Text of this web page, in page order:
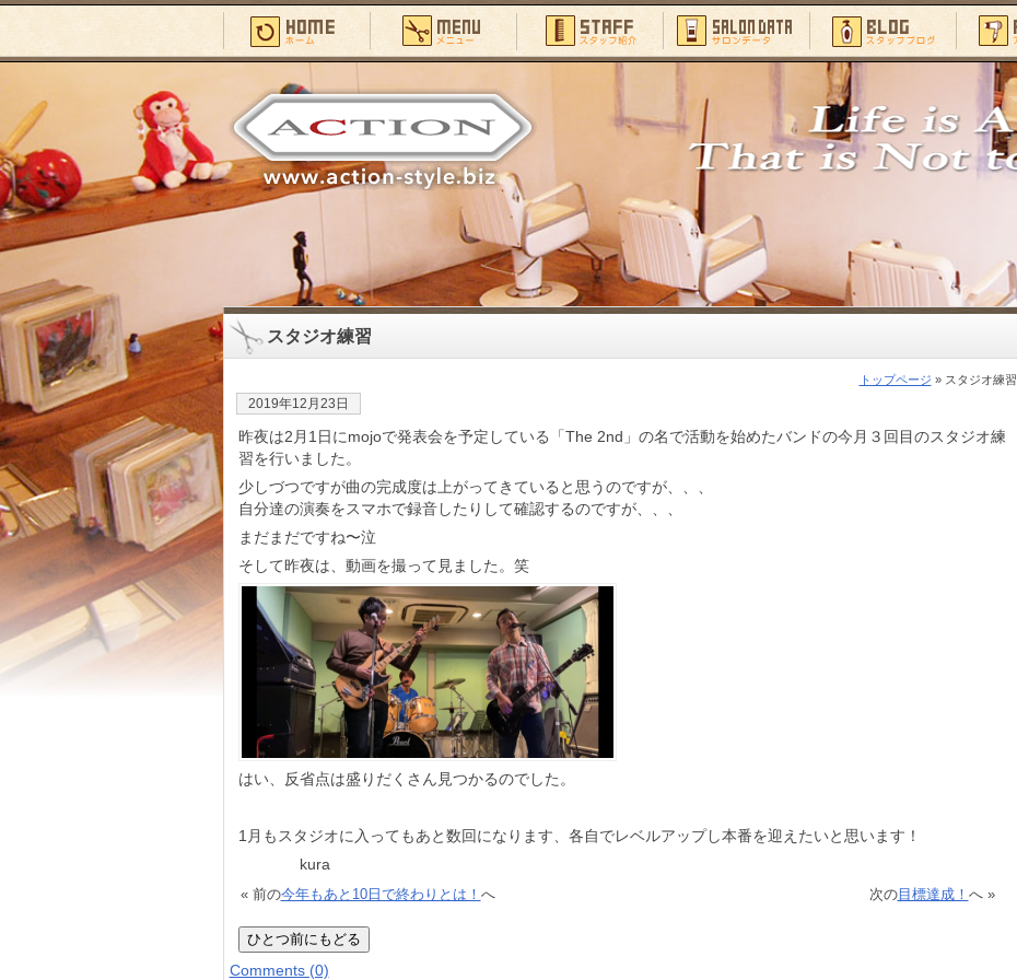
スタジオ練習
トップページ » スタジオ練習
2019年12月23日
昨夜は2月1日にmojoで発表会を予定している「The 2nd」の名で活動を始めたバンドの今月３回目のスタジオ練
習を行いました。
少しづつですが曲の完成度は上がってきていると思うのですが、、、
自分達の演奏をスマホで録音したりして確認するのですが、、、
まだまだですね〜泣
そして昨夜は、動画を撮って見ました。笑
はい、反省点は盛りだくさん見つかるのでした。
1月もスタジオに入ってもあと数回になります、各自でレベルアップし本番を迎えたいと思います！
kura
« 前の今年もあと10日で終わりとは！ へ 次の目標達成！ へ »
Comments (0)